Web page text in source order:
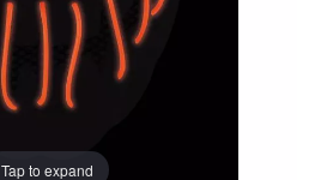
Tap to expand